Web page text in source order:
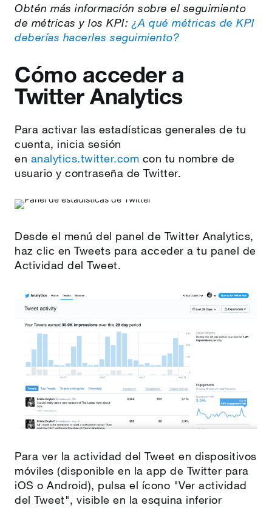
Obtén más información sobre el seguimiento
de métricas y los KPI: ¿A qué métricas de KPI
deberías hacerles seguimiento?
Cómo acceder a
Twitter Analytics
Para activar las estadísticas generales de tu
cuenta, inicia sesión
en analytics.twitter.com con tu nombre de
usuario y contraseña de Twitter.
Desde el menú del panel de Twitter Analytics,
haz clic en Tweets para acceder a tu panel de
Actividad del Tweet.
Para ver la actividad del Tweet en dispositivos
móviles (disponible en la app de Twitter para
iOS o Android), pulsa el ícono "Ver actividad
del Tweet", visible en la esquina inferior